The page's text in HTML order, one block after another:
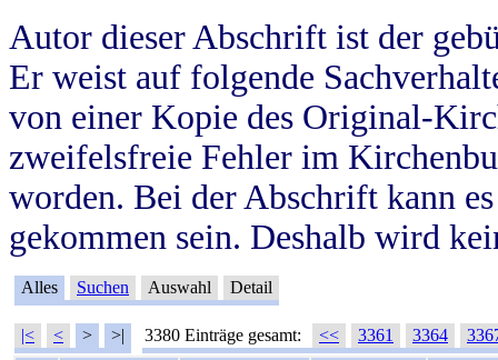
Autor dieser Abschrift ist der
Er weist auf folgende
von einer Kopie des Original-
zweifelsfreie Fehler im
worden. Bei der Abschrift kann
gekommen sein. Deshalb wird
Alles Suchen Auswahl Detail
|< < > >| 3380 Einträge gesamt: << 3361 3364